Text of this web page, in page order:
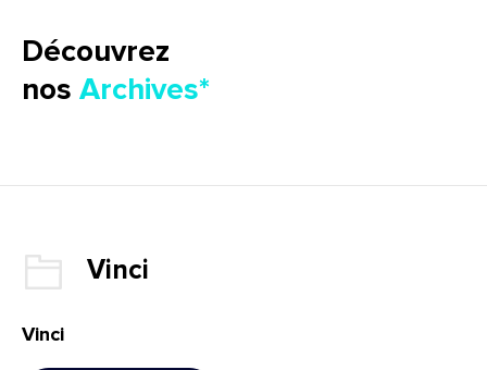
Découvrez
nos Archives
Client :
Vinci
Vinci